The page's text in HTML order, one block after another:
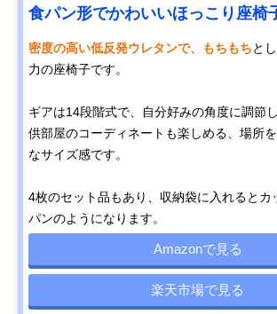
食パン形でかわいいほっこり座椅
密度の高い低反発ウレタンで、もちもちと
力の座椅子です。
ギアは14段階式で、自分好みの角度に調節
供部屋のコーディネートも楽しめる、場所
なサイズ感です。
4枚のセット品もあり、収納袋に入れるとカ
パンのようになります。
Amazonで見る
楽天市場で見る